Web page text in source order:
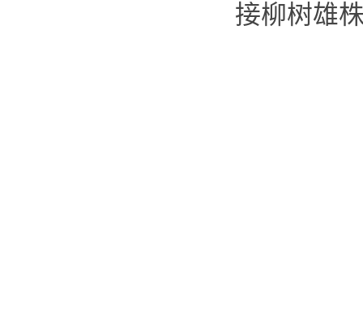
接柳树雄